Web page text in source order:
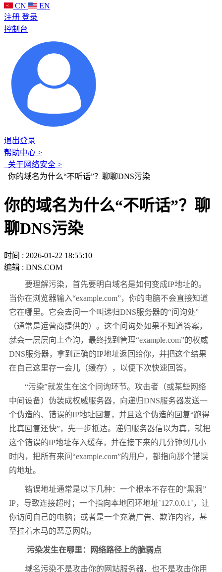
CN
EN
注册 登录
控制台
退出登录
帮助中心 >
关于网络安全 >
你的域名为什么“不听话”？聊聊DNS污染
你的域名为什么“不听话”？聊
聊DNS污染
时间 : 2026-01-22 18:55:10
编辑 : DNS.COM
要理解污染，首先要明白域名是如何变成IP地址的。
当你在浏览器输入“example.com”，你的电脑不会直接知道
它在哪里。它会去问一个叫递归DNS服务器的“问询处”
（通常是运营商提供的）。这个问询处如果不知道答案，
就会一层层向上查询，最终找到管理“example.com”的权威
DNS服务器，拿到正确的IP地址返回给你，并把这个结果
在自己这里存一会儿（缓存），以便下次快速回答。
“污染”就发生在这个问询环节。攻击者（或某些网络
中间设备）伪装成权威服务器，向递归DNS服务器发送一
个伪造的、错误的IP地址回复，并且这个伪造的回复“跑得
比真回复还快”，先一步抵达。递归服务器信以为真，就把
这个错误的IP地址存入缓存，并在接下来的几分钟到几小
时内，把所有来问“example.com”的用户，都指向那个错误
的地址。
错误地址通常是以下几种：一个根本不存在的“黑洞”
IP，导致连接超时；一个指向本地回环地址`127.0.0.1`，让
你访问自己的电脑；或者是一个充满广告、欺诈内容，甚
至挂着木马的恶意网站。
污染发生在哪里：网络路径上的脆弱点
域名污染不是攻击你的网站服务器，也不是攻击你用